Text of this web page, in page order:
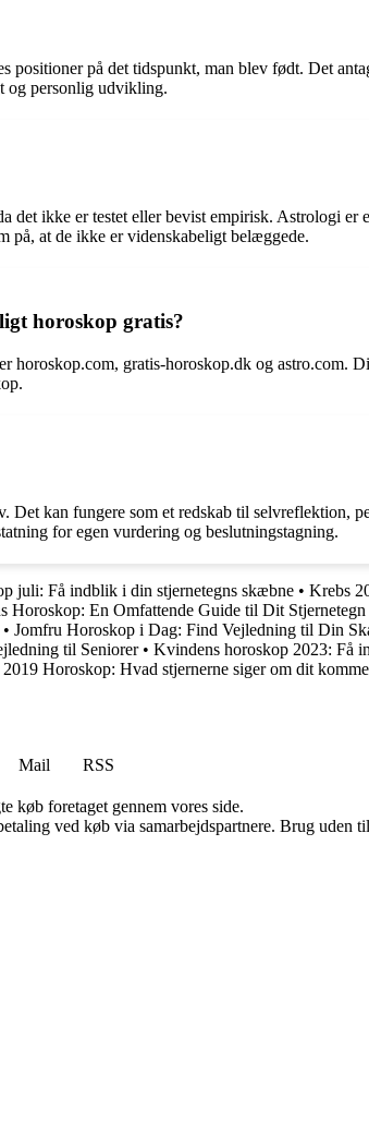
positioner på det tidspunkt, man blev født. Det
og personlig udvikling.
ikke er testet eller bevist empirisk. Astrologi er
at de ikke er videnskabeligt belæggede.
horoskop gratis?
gratis-horoskop.dk og astro.com.
kan fungere som et redskab til selvreflektion,
for egen vurdering og beslutningstagning.
juli: Få indblik i din stjernetegns skæbne • Krebs
Horoskop: En Omfattende Guide til Dit Stjernetegn
• Jomfru Horoskop i Dag: Find Vejledning til Din
til Seniorer• Kvindens horoskop 2023: Få
2019 Horoskop: Hvad stjernerne siger om dit
Mail
RSS
køb foretaget gennem vores side.
ved køb via samarbejdspartnere. Brug uden